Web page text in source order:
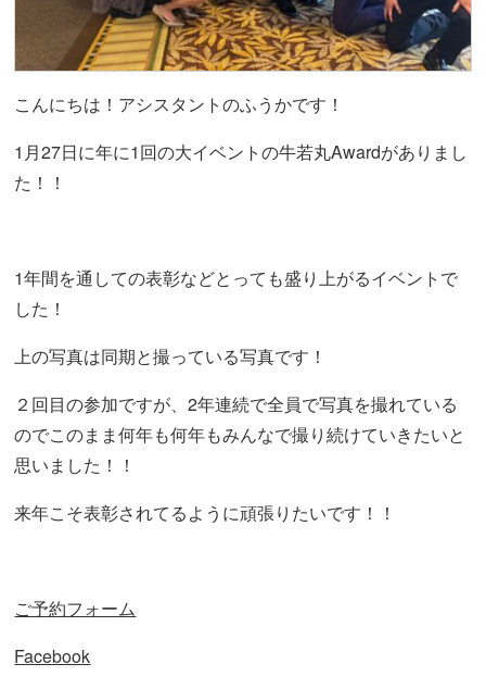
こんにちは！アシスタントのふうかです！
1月27日に年に1回の大イベントの牛若丸Awardがありまし
た！！
1年間を通しての表彰などとっても盛り上がるイベントで
した！
上の写真は同期と撮っている写真です！
２回目の参加ですが、2年連続で全員で写真を撮れている
のでこのまま何年も何年もみんなで撮り続けていきたいと
思いました！！
来年こそ表彰されてるように頑張りたいです！！
ご予約フォーム
Facebook